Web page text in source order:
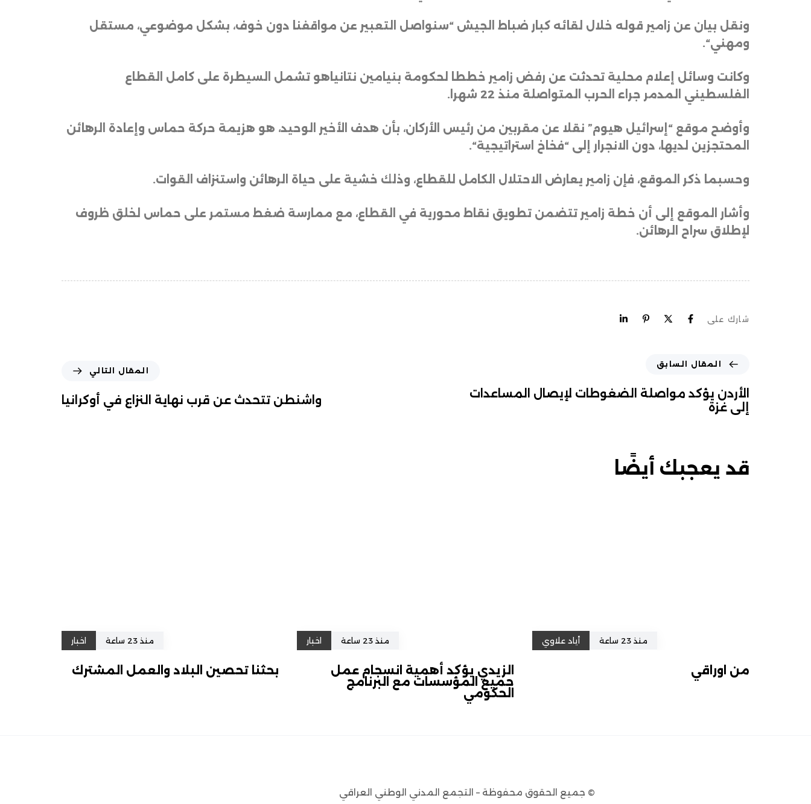
ونقل بيان عن زامير قوله خلال لقائه كبار ضباط الجيش “سنواصل التعبير عن مواقفنا دون خوف، بشكل موضوعي، مستقل
ومهني“.
وكانت وسائل إعلام محلية تحدثت عن رفض زامير خططا لحكومة بنيامين نتانياهو تشمل السيطرة على كامل القطاع
الفلسطيني المدمر جراء الحرب المتواصلة منذ 22 شهرا
.
وأوضح موقع “إسرائيل هيوم” نقلا عن مقربين من رئيس الأركان، بأن هدف الأخير الوحيد، هو هزيمة حركة حماس وإعادة الرهائن
المحتجزين لديها، دون الانجرار إلى “فخاخ استراتيجية“.
وحسبما ذكر الموقع، فإن زامير يعارض الاحتلال الكامل للقطاع، وذلك خشية على حياة الرهائن واستنزاف القوات.
وأشار الموقع إلى أن خطة زامير تتضمن تطويق نقاط محورية في القطاع، مع ممارسة ضغط مستمر على حماس لخلق ظروف
لإطلاق سراح الرهائن.
شارك على
المقال السابق
الأردن يؤكد مواصلة الضغوطات لإيصال المساعدات
إلى غزة
المقال التالي
واشنطن تتحدث عن قرب نهاية النزاع في أوكرانيا
قد يعجبك أيضًا
منذ 23 ساعة أياد علاوي
من اوراقي
منذ 23 ساعة اخبار
الزيدي يؤكد أهمية انسجام عمل
جميع المؤسسات مع البرنامج
الحكومي
منذ 23 ساعة اخبار
بحثنا تحصين البلاد والعمل المشترك
© جميع الحقوق محفوظة – التجمع المدني الوطني العراقي